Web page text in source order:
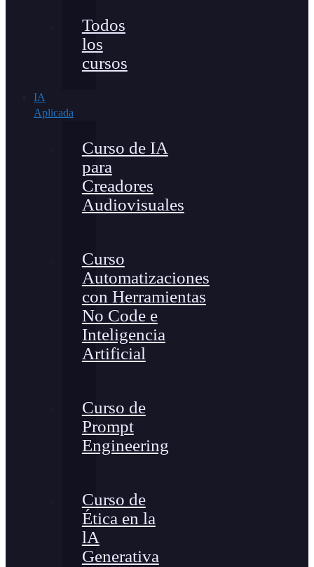
Todos
los
cursos
IA
Aplicada
Curso de IA
para
Creadores
Audiovisuales
Curso
Automatizaciones
con Herramientas
No Code e
Inteligencia
Artificial
Curso de
Prompt
Engineering
Curso de
Ética en la
lA
Generativa